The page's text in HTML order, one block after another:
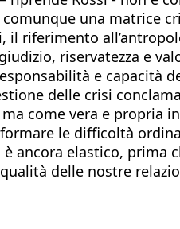
una matrice
riferimento
riservatezza e
e capacità
delle crisi
come vera e propria
le difficoltà
elastico, prima
delle nostre